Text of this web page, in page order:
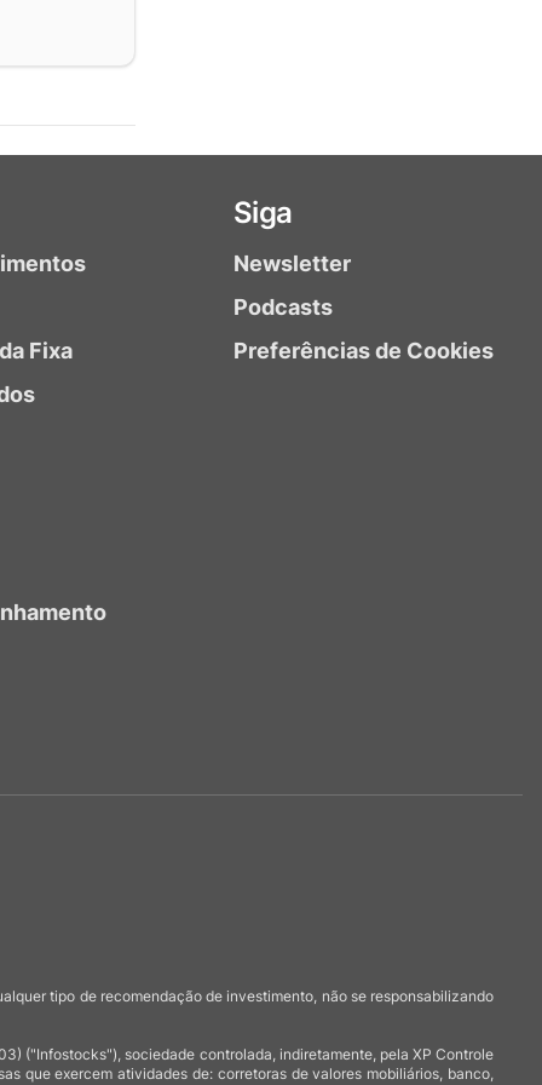
Fixa
Siga
Newsletter
Podcasts
Preferências de Cookies
tipo de recomendação de investimento, não se responsabilizando
("Infostocks"), sociedade controlada, indiretamente, pela XP Controle
que exercem atividades de: corretoras de valores mobiliários, banco,